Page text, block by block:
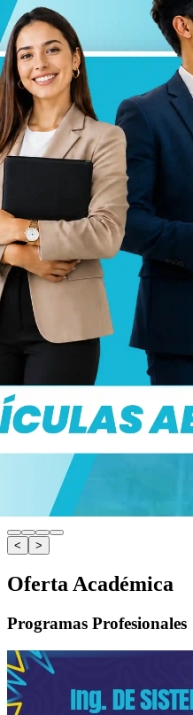
< >
Oferta Académica
Programas Profesionales